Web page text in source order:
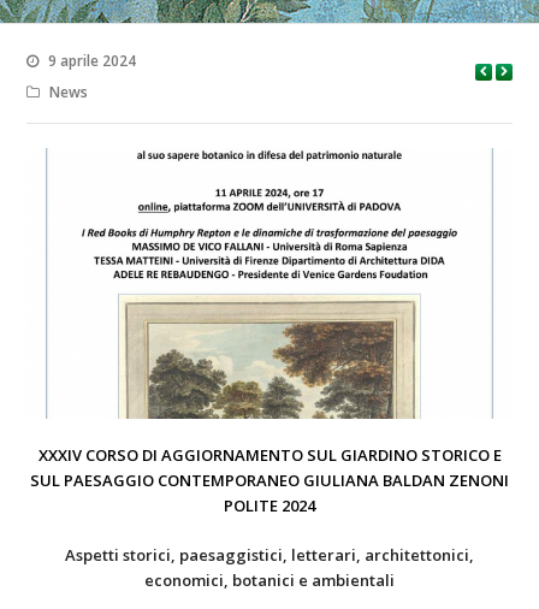
9 aprile 2024
News
XXXIV CORSO DI AGGIORNAMENTO SUL GIARDINO STORICO E
SUL PAESAGGIO CONTEMPORANEO GIULIANA BALDAN ZENONI
POLITE 2024
Aspetti storici, paesaggistici, letterari, architettonici,
economici, botanici e ambientali